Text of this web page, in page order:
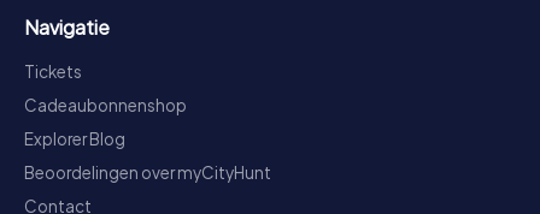
Navigatie
Tickets
Cadeaubonnenshop
Explorer Blog
Beoordelingen over myCityHunt
Contact